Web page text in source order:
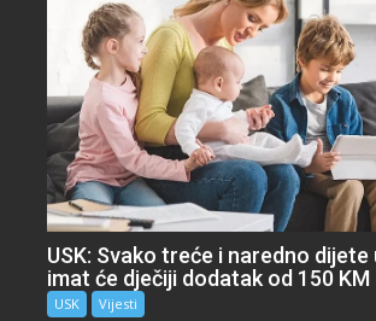
USK: Svako treće i naredno
imat će dječiji dodatak od 150 KM
USK Vijesti